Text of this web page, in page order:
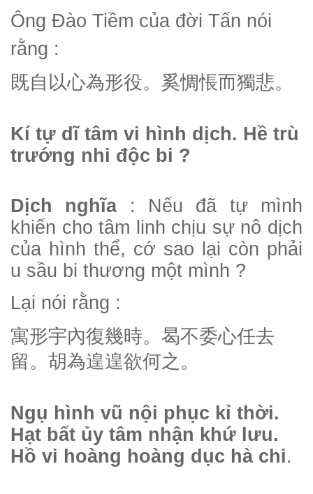
Ông Đào Tiềm của đời Tấn nói
rằng :
既自以心為形役。奚惆悵而獨悲。
Kí tự dĩ tâm vi hình dịch. Hề trù
trướng nhi độc bi ?
Dịch nghĩa: Nếu đã tự mình
khiến cho tâm linh chịu sự nô dịch
của hình thể, cớ sao lại còn phải
u sầu bi thương một mình ?
Lại nói rằng :
寓形宇內復幾時。曷不委心任去
留。胡為遑遑欲何之。
Ngụ hình vũ nội phục kỉ thời.
Hạt bất ủy tâm nhận khứ lưu.
Hồ vi hoàng hoàng dục hà chi.